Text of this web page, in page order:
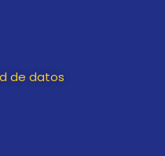
de datos